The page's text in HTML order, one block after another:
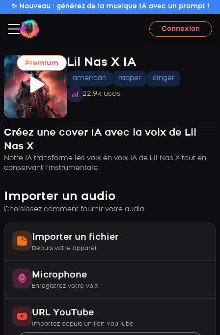
✨ Nouveau : générez de la musique IA avec un prompt !
Connexion
Premium Lil Nas X IA
american rapper singer
22.9k uses
Créez une cover IA avec la voix de Lil
Nas X
Notre IA transforme les voix en voix IA de Lil Nas X tout en
conservant l’instrumentale.
Importer un audio
Choisissez comment fournir votre audio
Importer un fichier
Depuis votre appareil
Microphone
Enregistrez votre voix
URL YouTube
Importez depuis un lien YouTube